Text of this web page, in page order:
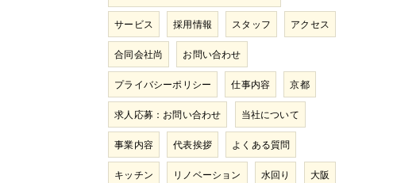
サービス 採用情報 スタッフ アクセス
合同会社尚 お問い合わせ
プライバシーポリシー 仕事内容 京都
求人応募：お問い合わせ 当社について
事業内容 代表挨拶 よくある質問
キッチン リノベーション 水回り 大阪